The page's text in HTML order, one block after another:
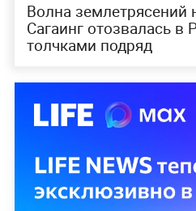
Волна землетрясений
Сагаинг отозвалась в
толчками подряд